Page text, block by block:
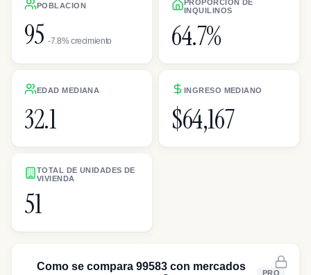
POBLACION
95 -7.8% crecimiento
PROPORCION DE
INQUILINOS
64.7%
EDAD MEDIANA
32.1
INGRESO MEDIANO
$64,167
TOTAL DE UNIDADES DE
VIVIENDA
51
Como se compara 99583 con mercados
PRO